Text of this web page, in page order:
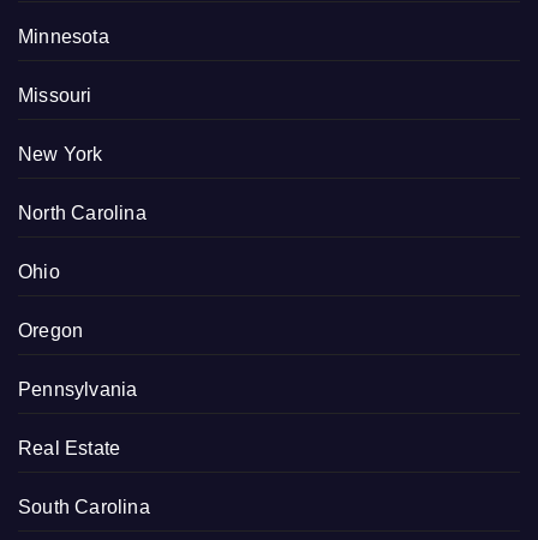
Minnesota
Missouri
New York
North Carolina
Ohio
Oregon
Pennsylvania
Real Estate
South Carolina